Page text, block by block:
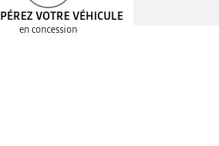
VOTRE VÉHICULE
en concession